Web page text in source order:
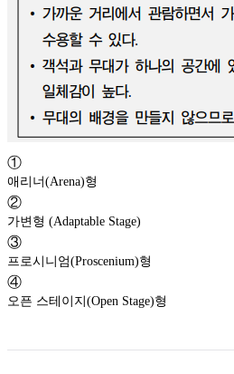
①
애리너(Arena)형
②
가변형 (Adaptable Stage)
③
프로시니엄(Proscenium)형
④
오픈 스테이지(Open Stage)형